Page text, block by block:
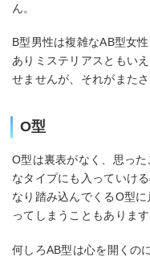
ん。
B型男性は複雑なAB型女
ありミステリアスともい
せませんが、それがまた
O型
O型は裏表がなく、思っ
なタイプにも入っていけ
なり踏み込んでくるO型
ってしまうこともあります
何しろAB型は心を開くの